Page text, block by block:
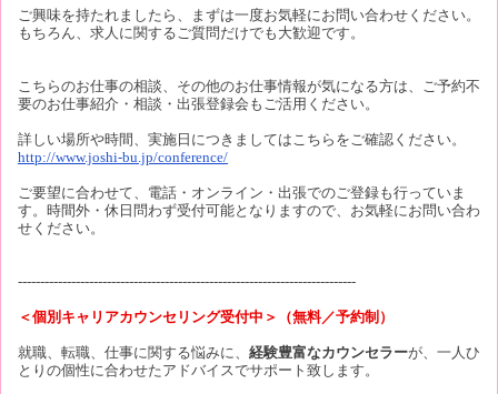
ご興味を持たれましたら、まずは一度お気軽にお問い合わせください。
もちろん、求人に関するご質問だけでも大歓迎です。
こちらのお仕事の相談、その他のお仕事情報が気になる方は、ご予約不
要のお仕事紹介・相談・出張登録会もご活用ください。
詳しい場所や時間、実施日につきましてはこちらをご確認ください。
http://www.joshi-bu.jp/conference/
ご要望に合わせて、電話・オンライン・出張でのご登録も行っていま
す。時間外・休日問わず受付可能となりますので、お気軽にお問い合わ
せください。
----------------------------------------------------------------------------
＜個別キャリアカウンセリング受付中＞（無料／予約制）
就職、転職、仕事に関する悩みに、 経験豊富なカウンセラーが、一人ひ
とりの個性に合わせたアドバイスでサポート致します。